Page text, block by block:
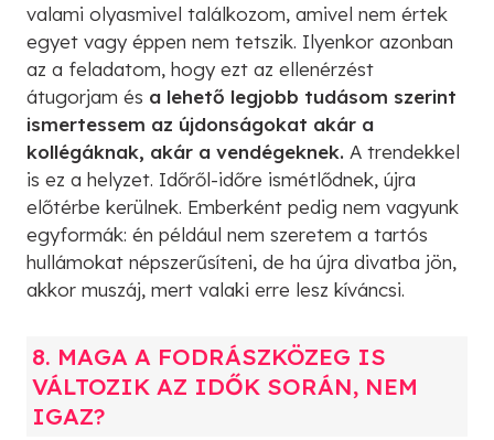
valami olyasmivel találkozom, amivel nem értek
egyet vagy éppen nem tetszik. Ilyenkor azonban
az a feladatom, hogy ezt az ellenérzést
átugorjam és a lehető legjobb tudásom szerint
ismertessem az újdonságokat akár a
kollégáknak, akár a vendégeknek. A trendekkel
is ez a helyzet. Időről-időre ismétlődnek, újra
előtérbe kerülnek. Emberként pedig nem vagyunk
egyformák: én például nem szeretem a tartós
hullámokat népszerűsíteni, de ha újra divatba jön,
akkor muszáj, mert valaki erre lesz kíváncsi.
8. MAGA A FODRÁSZKÖZEG IS
VÁLTOZIK AZ IDŐK SORÁN, NEM
IGAZ?